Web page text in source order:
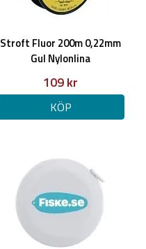
Stroft Fluor 200m 0,22mm
Gul Nylonlina
109 kr
KÖP